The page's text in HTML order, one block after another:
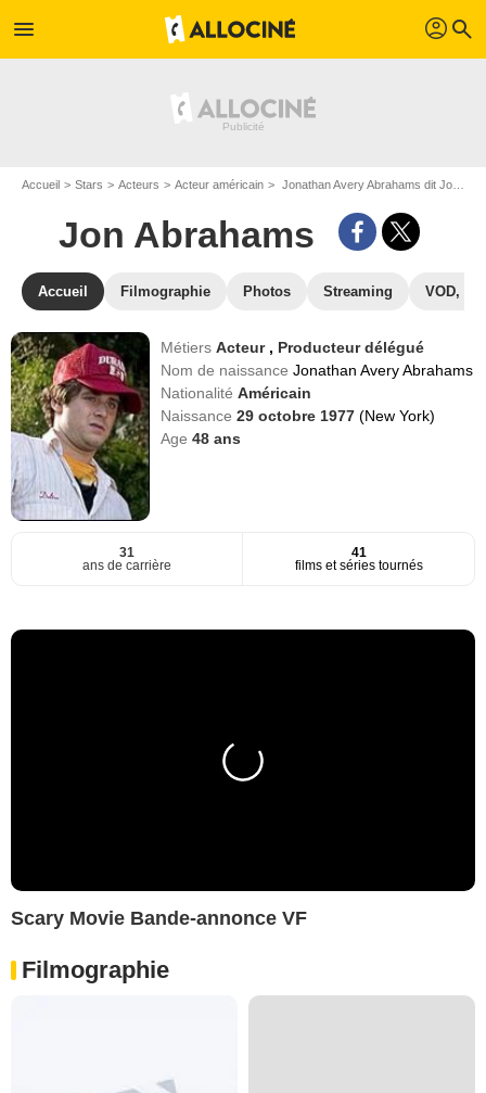
menu profil search
Accueil Stars Acteurs Acteur américain Jonathan Avery Abrahams dit Jon Abrahams
Jon Abrahams
Accueil Filmographie Photos Streaming VOD,
MétiersActeur , Producteur délégué
Nom de naissanceJonathan Avery Abrahams
NationalitéAméricain
Naissance29 octobre 1977(New York)
Age48 ans
31
ans de carrière
41
films et séries tournés
Scary Movie Bande-annonce VF
Filmographie